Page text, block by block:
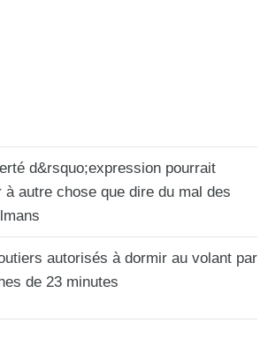
d&rsquo;expression pourrait
à autre chose que dire du mal des
autorisés à dormir au volant par
de 23 minutes